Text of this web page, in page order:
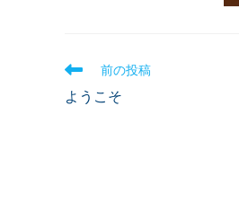
前の投稿
ようこそ